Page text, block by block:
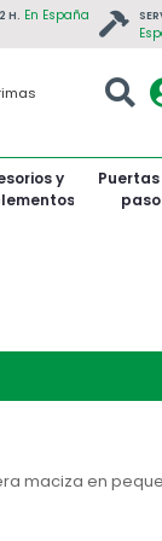
H. En España
y
paso
maciza en